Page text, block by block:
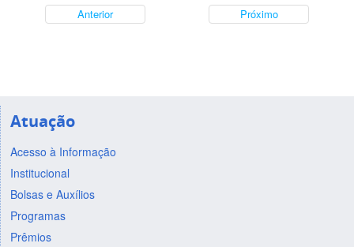
Anterior Próximo
Atuação
Acesso à Informação
Institucional
Bolsas e Auxílios
Programas
Prêmios